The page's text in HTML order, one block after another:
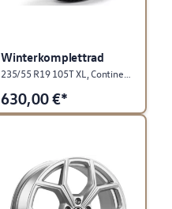
Winterkomplettrad
235/55 R19 105T XL, Continental WinterContact TS 870 P ContiSeal™, "Tilburg", Schwarz glanzgedreht, Vorderachse, links
630,00€*